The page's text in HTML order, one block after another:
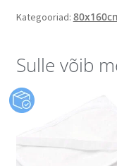
Kategooriad:
Sulle võib